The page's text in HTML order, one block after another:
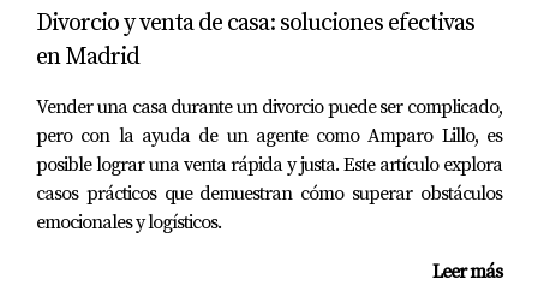
a reflexionar sobre tus circunstancias personales y
consultar con un experto en planificación patrimonial.
Recuerda que cada caso es único y merece atención
personalizada. No dudes en contactar a Amparo Lillo
para recibir asesoría adaptada a tus necesidades
específicas. 💬 Escríbeme por WhatsApp y te explico qué
opción es mejor para tu familia según tu situación en
Divorcio y venta de casa: soluciones efectivas
en Madrid
Vender una casa durante un divorcio puede ser complicado,
pero con la ayuda de un agente como Amparo Lillo, es
posible lograr una venta rápida y justa. Este artículo explora
casos prácticos que demuestran cómo superar obstáculos
emocionales y logísticos.
Leer más